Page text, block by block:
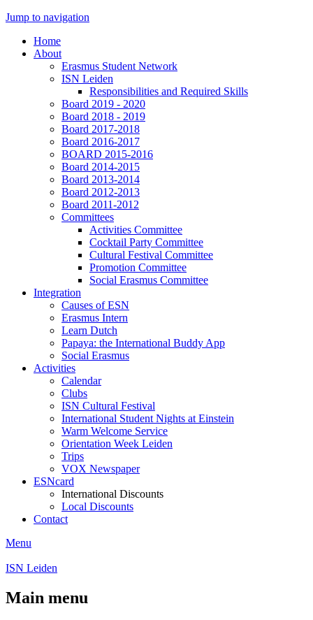
Jump to navigation
Home
About
Erasmus Student Network
ISN Leiden
Responsibilities and Required Skills
Board 2019 - 2020
Board 2018 - 2019
Board 2017-2018
Board 2016-2017
BOARD 2015-2016
Board 2014-2015
Board 2013-2014
Board 2012-2013
Board 2011-2012
Committees
Activities Committee
Cocktail Party Committee
Cultural Festival Committee
Promotion Committee
Social Erasmus Committee
Integration
Causes of ESN
Erasmus Intern
Learn Dutch
Papaya: the International Buddy App
Social Erasmus
Activities
Calendar
Clubs
ISN Cultural Festival
International Student Nights at Einstein
Warm Welcome Service
Orientation Week Leiden
Trips
VOX Newspaper
ESNcard
International Discounts
Local Discounts
Contact
Menu
ISN Leiden
Main menu